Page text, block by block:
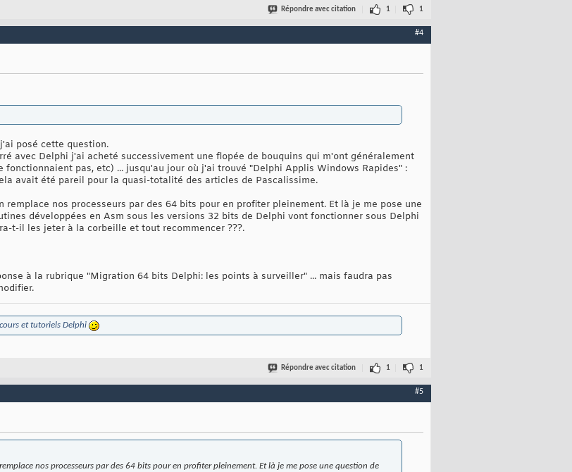
Répondre avec citation 1 1
#4
posé cette question.
avec Delphi j'ai acheté successivement une flopée de bouquins qui m'ont généralement
fonctionnaient pas, etc) ... jusqu'au jour où j'ai trouvé "Delphi Applis Windows Rapides" :
avait été pareil pour la quasi-totalité des articles de Pascalissime.
nos processeurs par des 64 bits pour en profiter pleinement. Et là je me pose une
développées en Asm sous les versions 32 bits de Delphi vont fonctionner sous Delphi
t-il les jeter à la corbeille et tout recommencer ???.
à la rubrique "Migration 64 bits Delphi: les points à surveiller" ... mais faudra pas
cours et tutoriels Delphi
Répondre avec citation 1 1
#5
nos processeurs par des 64 bits pour en profiter pleinement. Et là je me pose une question de